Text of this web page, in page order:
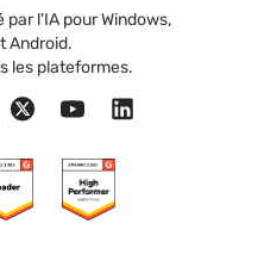
par l'IA pour Windows,
Android.
les plateformes.